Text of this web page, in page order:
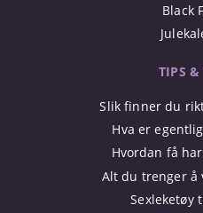
Black
TIPS &
Slik finner du
Hva er
Hvordan få
Alt du trenger å
Sexleketøy